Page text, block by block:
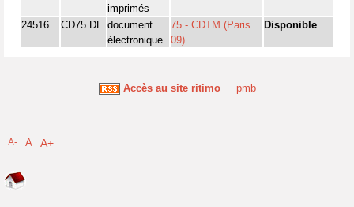
imprimés
24516 CD75 DE document
électronique
75 - CDTM (Paris
09)
Disponible
Accès au site ritimo pmb
A- A A+